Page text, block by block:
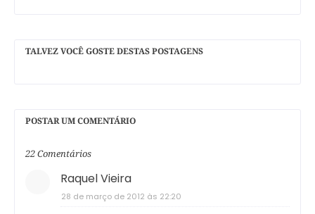
TALVEZ VOCÊ GOSTE DESTAS POSTAGENS
POSTAR UM COMENTÁRIO
22 Comentários
Raquel Vieira
28 de março de 2012 às 22:20